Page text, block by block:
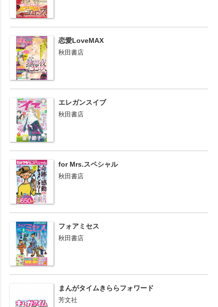
恋愛LoveMAX
秋田書店
エレガンスイブ
秋田書店
for Mrs.スペシャル
秋田書店
フォアミセス
秋田書店
まんがタイムきららフォワード
芳文社